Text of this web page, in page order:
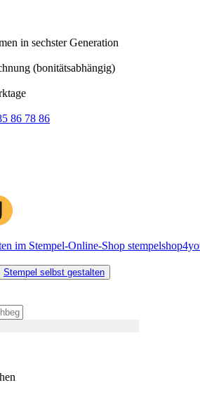
in sechster Gene­ration
(bonitätsabhängig)
86 78 86
Stempel selbst gestalten